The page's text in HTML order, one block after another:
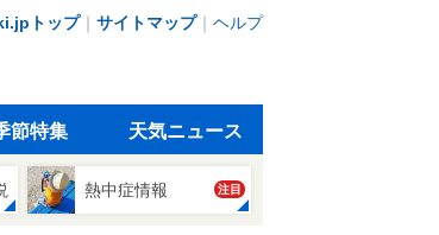
トップ｜ サイトマップ｜ ヘルプ
節特集 天気ニュース
熱中症情報 注目